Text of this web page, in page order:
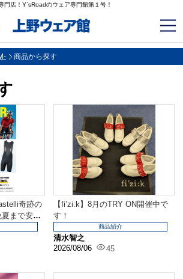
門店！Y`sRoadのウェア専門館第１号！
商品から探す
奇跡の
まで安
【fi’zi:k】8月のTRY ON開催中で
す！
清水智之
2026/08/06
45
商品紹介